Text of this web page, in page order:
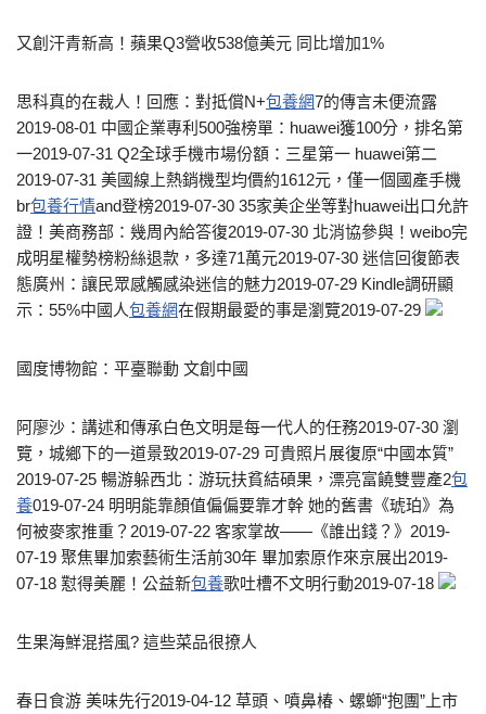
又創汗青新高！蘋果Q3營收538億美元 同比增加1%
思科真的在裁人！回應：對抵償N+包養網7的傳言未便流露
2019-08-01 中國企業專利500強榜單：huawei獲100分，排名第
一2019-07-31 Q2全球手機市場份額：三星第一 huawei第二
2019-07-31 美國線上熱銷機型均價約1612元，僅一個國產手機
br包養行情and登榜2019-07-30 35家美企坐等對huawei出口允許
證！美商務部：幾周內給答復2019-07-30 北消協參與！weibo完
成明星權勢榜粉絲退款，多達71萬元2019-07-30 迷信回復節表
態廣州：讓民眾感觸感染迷信的魅力2019-07-29 Kindle調研顯
示：55%中國人包養網在假期最愛的事是瀏覽2019-07-29
國度博物館：平臺聯動 文創中國
阿廖沙：講述和傳承白色文明是每一代人的任務2019-07-30 瀏
覽，城鄉下的一道景致2019-07-29 可貴照片展復原“中國本質”
2019-07-25 暢游躲西北：游玩扶貧結碩果，漂亮富饒雙豐產2包
養019-07-24 明明能靠顏值偏偏要靠才幹 她的舊書《琥珀》為
何被麥家推重？2019-07-22 客家掌故——《誰出錢？》2019-
07-19 聚焦畢加索藝術生活前30年 畢加索原作來京展出2019-
07-18 懟得美麗！公益新包養歌吐槽不文明行動2019-07-18
生果海鮮混搭風? 這些菜品很撩人
春日食游 美味先行2019-04-12 草頭、噴鼻椿、螺螄“抱團”上市